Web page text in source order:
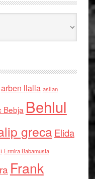
arben llalla asllan
Bebja Behlul
grecaElida
Ermira Babamusta
Frank